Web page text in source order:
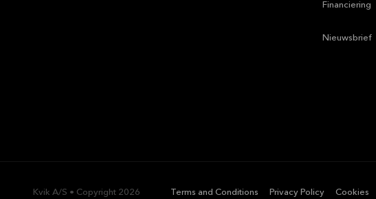
Financiering
Nieuwsbrief
Kvik A/S • Copyright 2026 Terms and Conditions— Privacy Policy— Cookies—